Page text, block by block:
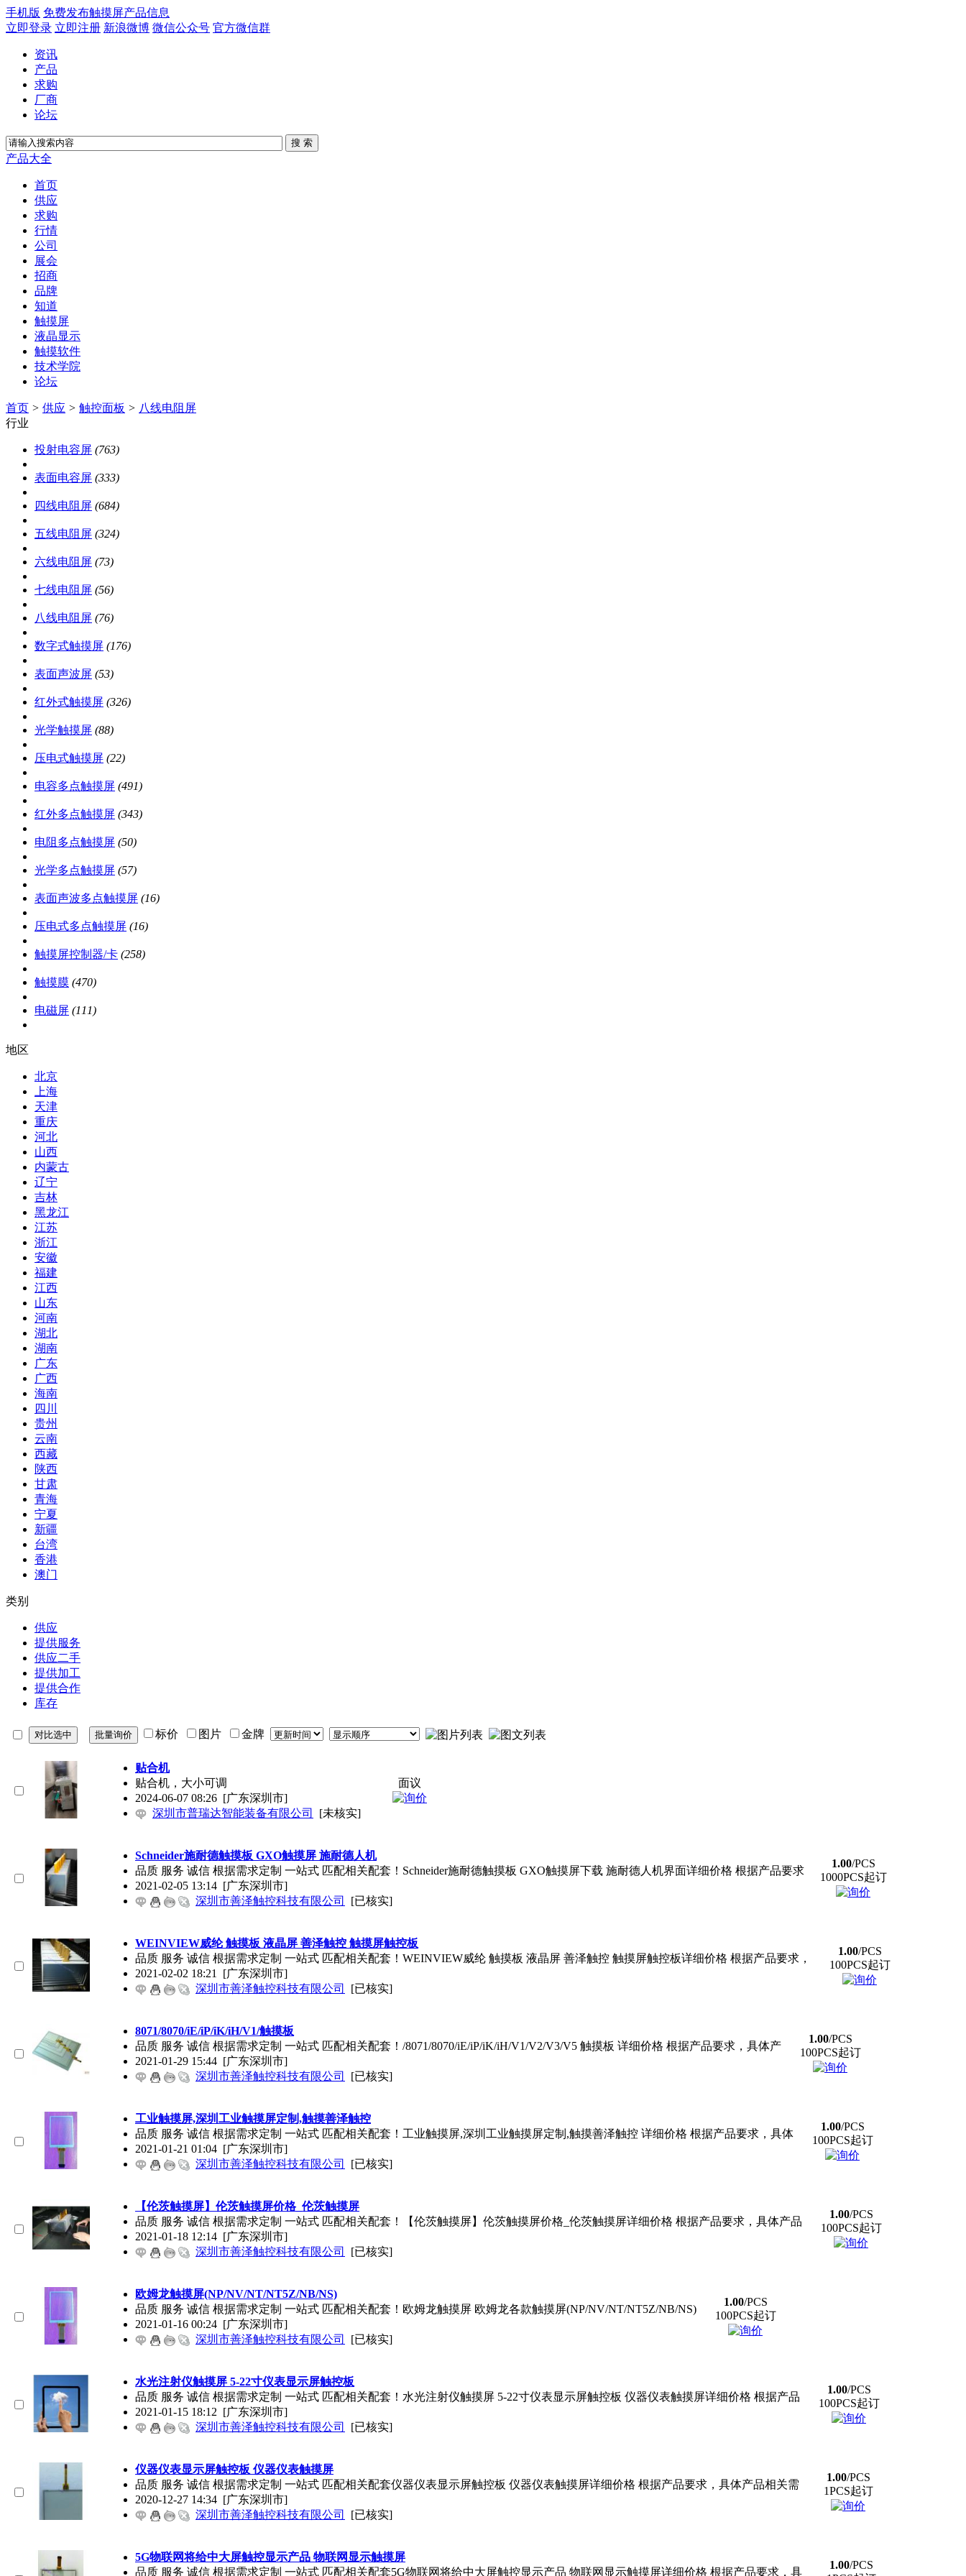
手机版 免费发布触摸屏产品信息
立即登录 立即注册 新浪微博 微信公众号 官方微信群
资讯
产品
求购
厂商
论坛
产品大全
首页
供应
求购
行情
公司
展会
招商
品牌
知道
触摸屏
液晶显示
触摸软件
技术学院
论坛
首页 > 供应 > 触控面板 > 八线电阻屏
行业
投射电容屏 (763)
表面电容屏 (333)
四线电阻屏 (684)
五线电阻屏 (324)
六线电阻屏 (73)
七线电阻屏 (56)
八线电阻屏 (76)
数字式触摸屏 (176)
表面声波屏 (53)
红外式触摸屏 (326)
光学触摸屏 (88)
压电式触摸屏 (22)
电容多点触摸屏 (491)
红外多点触摸屏 (343)
电阻多点触摸屏 (50)
光学多点触摸屏 (57)
表面声波多点触摸屏 (16)
压电式多点触摸屏 (16)
触摸屏控制器/卡 (258)
触摸膜 (470)
电磁屏 (111)
地区
北京
上海
天津
重庆
河北
山西
内蒙古
辽宁
吉林
黑龙江
江苏
浙江
安徽
福建
江西
山东
河南
湖北
湖南
广东
广西
海南
四川
贵州
云南
西藏
陕西
甘肃
青海
宁夏
新疆
台湾
香港
澳门
类别
供应
提供服务
供应二手
提供加工
提供合作
库存
标价 图片 金牌
贴合机
贴合机，大小可调
2024-06-07 08:26 [广东深圳市]
深圳市普瑞达智能装备有限公司
[未核实]
面议
Schneider施耐德触摸板 GXO触摸屏 施耐德人机
品质 服务 诚信 根据需求定制 一站式 匹配相关配套！Schneider施耐德触摸板 GXO触摸屏下载 施耐德人机界面详细价格 根据产品要求
2021-02-05 13:14 [广东深圳市]
深圳市善泽触控科技有限公司
[已核实]
1.00/PCS
1000PCS起订
WEINVIEW威纶 触摸板 液晶屏 善泽触控 触摸屏触控板
品质 服务 诚信 根据需求定制 一站式 匹配相关配套！WEINVIEW威纶 触摸板 液晶屏 善泽触控 触摸屏触控板详细价格 根据产品要求，
2021-02-02 18:21 [广东深圳市]
深圳市善泽触控科技有限公司
[已核实]
1.00/PCS
100PCS起订
8071/8070/iE/iP/iK/iH/V1/触摸板
品质 服务 诚信 根据需求定制 一站式 匹配相关配套！/8071/8070/iE/iP/iK/iH/V1/V2/V3/V5 触摸板 详细价格 根据产品要求，具体产
2021-01-29 15:44 [广东深圳市]
深圳市善泽触控科技有限公司
[已核实]
1.00/PCS
100PCS起订
工业触摸屏,深圳工业触摸屏定制,触摸善泽触控
品质 服务 诚信 根据需求定制 一站式 匹配相关配套！工业触摸屏,深圳工业触摸屏定制,触摸善泽触控 详细价格 根据产品要求，具体
2021-01-21 01:04 [广东深圳市]
深圳市善泽触控科技有限公司
[已核实]
1.00/PCS
100PCS起订
【伦茨触摸屏】伦茨触摸屏价格_伦茨触摸屏
品质 服务 诚信 根据需求定制 一站式 匹配相关配套！【伦茨触摸屏】伦茨触摸屏价格_伦茨触摸屏详细价格 根据产品要求，具体产品
2021-01-18 12:14 [广东深圳市]
深圳市善泽触控科技有限公司
[已核实]
1.00/PCS
100PCS起订
欧姆龙触摸屏(NP/NV/NT/NT5Z/NB/NS)
品质 服务 诚信 根据需求定制 一站式 匹配相关配套！欧姆龙触摸屏 欧姆龙各款触摸屏(NP/NV/NT/NT5Z/NB/NS)
2021-01-16 00:24 [广东深圳市]
深圳市善泽触控科技有限公司
[已核实]
1.00/PCS
100PCS起订
水光注射仪触摸屏 5-22寸仪表显示屏触控板
品质 服务 诚信 根据需求定制 一站式 匹配相关配套！水光注射仪触摸屏 5-22寸仪表显示屏触控板 仪器仪表触摸屏详细价格 根据产品
2021-01-15 18:12 [广东深圳市]
深圳市善泽触控科技有限公司
[已核实]
1.00/PCS
100PCS起订
仪器仪表显示屏触控板 仪器仪表触摸屏
品质 服务 诚信 根据需求定制 一站式 匹配相关配套仪器仪表显示屏触控板 仪器仪表触摸屏详细价格 根据产品要求，具体产品相关需
2020-12-27 14:34 [广东深圳市]
深圳市善泽触控科技有限公司
[已核实]
1.00/PCS
1PCS起订
5G物联网将给中大屏触控显示产品 物联网显示触摸屏
品质 服务 诚信 根据需求定制 一站式 匹配相关配套5G物联网将给中大屏触控显示产品 物联网显示触摸屏详细价格 根据产品要求，具
1.00/PCS